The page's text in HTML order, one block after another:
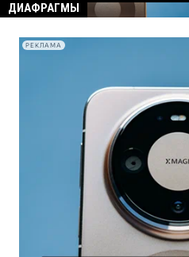
ДИАФРАГМЫ
РЕКЛАМА